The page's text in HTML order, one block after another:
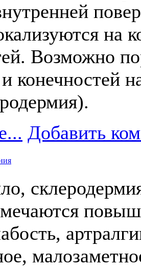
на
Возможно
конечностей
Добавить